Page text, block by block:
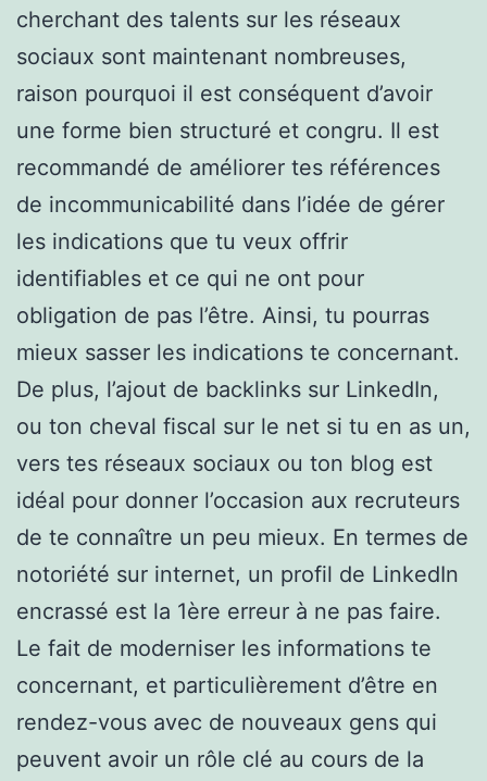
cherchant des talents sur les réseaux
sociaux sont maintenant nombreuses,
raison pourquoi il est conséquent d’avoir
une forme bien structuré et congru. Il est
recommandé de améliorer tes références
de incommunicabilité dans l’idée de gérer
les indications que tu veux offrir
identifiables et ce qui ne ont pour
obligation de pas l’être. Ainsi, tu pourras
mieux sasser les indications te concernant.
De plus, l’ajout de backlinks sur LinkedIn,
ou ton cheval fiscal sur le net si tu en as un,
vers tes réseaux sociaux ou ton blog est
idéal pour donner l’occasion aux recruteurs
de te connaître un peu mieux. En termes de
notoriété sur internet, un profil de LinkedIn
encrassé est la 1ère erreur à ne pas faire.
Le fait de moderniser les informations te
concernant, et particulièrement d’être en
rendez-vous avec de nouveaux gens qui
peuvent avoir un rôle clé au cours de la